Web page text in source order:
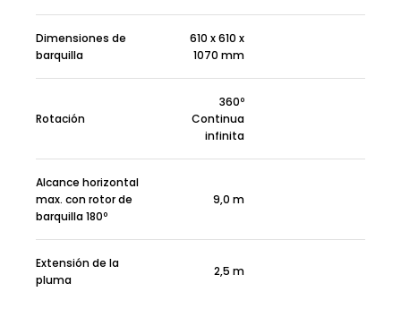
Dimensiones de
barquilla
610 x 610 x
1070 mm
Rotación
360º
Continua
infinita
Alcance horizontal
max. con rotor de
barquilla 180º
9,0 m
Extensión de la
pluma
2,5 m